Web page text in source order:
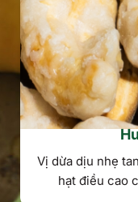
Vị dừa dịu nhẹ
hạt điều cao